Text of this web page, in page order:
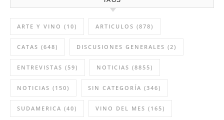
ARTE Y VINO (10) ARTICULOS (878)
CATAS (648) DISCUSIONES GENERALES (2)
ENTREVISTAS (59) NOTICIAS (8855)
NOTICIAS (150) SIN CATEGORÍA (346)
SUDAMERICA (40) VINO DEL MES (165)